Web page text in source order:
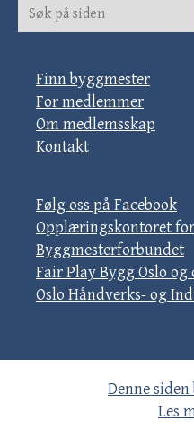
Finn byggmester
For medlemmer
Om medlemsskap
Kontakt
Følg oss på Facebook
Opplæringskontoret
Byggmesterforbundet
Fair Play Bygg Oslo og
Oslo Håndverks- og
Denne
Les